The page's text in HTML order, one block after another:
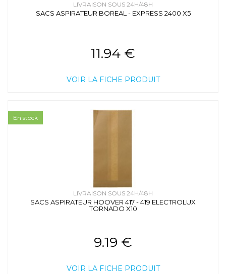
LIVRAISON SOUS 24H/48H
SACS ASPIRATEUR BOREAL - EXPRESS 2400 X5
11.94 €
VOIR LA FICHE PRODUIT
LIVRAISON SOUS 24H/48H
SACS ASPIRATEUR HOOVER 417 - 419 ELECTROLUX
TORNADO X10
9.19 €
VOIR LA FICHE PRODUIT
En stock